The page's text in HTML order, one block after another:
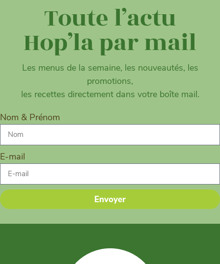
Toute l’actu
Hop’la par mail
Les menus de la semaine, les nouveautés, les
promotions,
les recettes directement dans votre boîte mail.
Nom & Prénom
E-mail
Envoyer